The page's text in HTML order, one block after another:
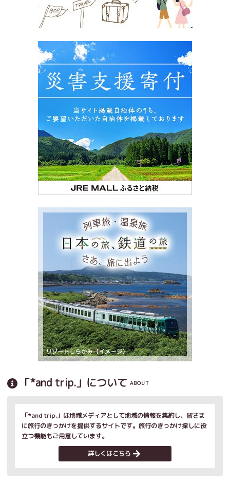
「*and trip.」について ABOUT
「*and trip.」は地域メディアとして地域の情報を集約し、皆さま
に旅行のきっかけを提供するサイトです。旅行のきっかけ探しに役
立つ機能もご用意しています。
詳しくはこちら